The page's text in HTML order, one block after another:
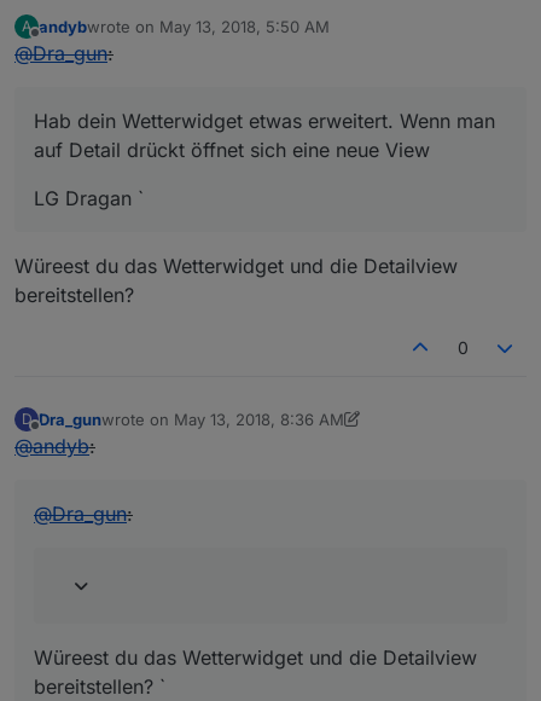
A
Offline
andybwrote on May 13, 2018, 5:50 AM
last edited by
@Dra_gun:
Hab dein Wetterwidget etwas erweitert. Wenn man
auf Detail drückt öffnet sich eine neue View
LG Dragan `
Würeest du das Wetterwidget und die Detailview
bereitstellen?
0
D
Offline
Dra_gunwrote on May 13, 2018, 8:36 AM
last edited by Jey CeeJun 22, 2019, 11:23 PM
@andyb:
@Dra_gun:
Würeest du das Wetterwidget und die Detailview
bereitstellen? `